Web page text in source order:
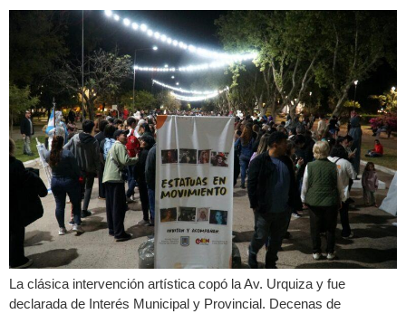
La clásica intervención artística copó la Av. Urquiza y fue
declarada de Interés Municipal y Provincial. Decenas de